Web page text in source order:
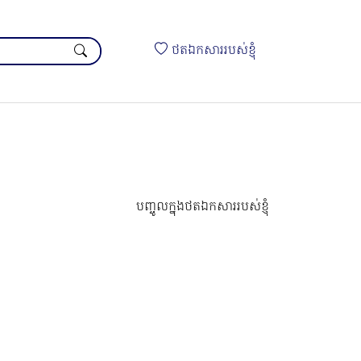
ថតឯកសាររបស់ខ្ញុំ
បញ្ចូលក្នុងថតឯកសាររបស់ខ្ញុំ